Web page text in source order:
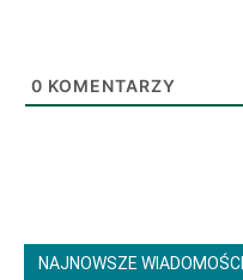
0 KOMENTARZY
NAJNOWSZE WIADOMOŚCI